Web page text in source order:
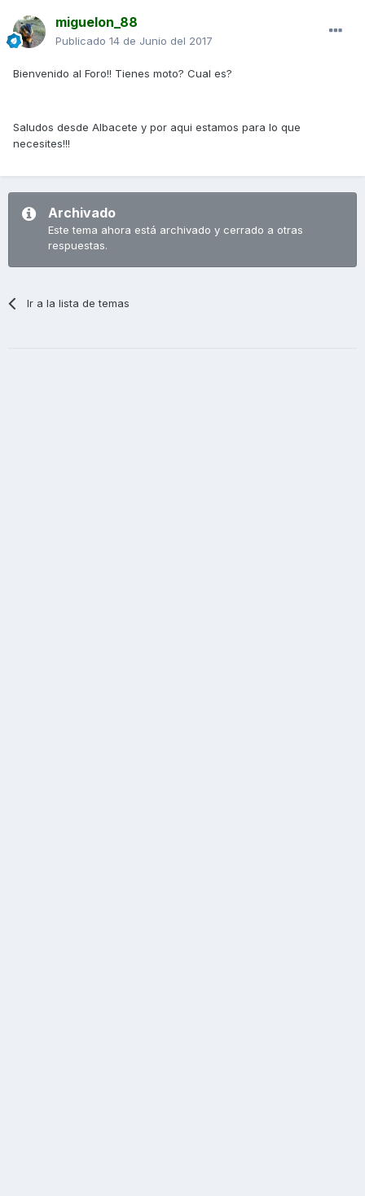
miguelon_88
Publicado 14 de Junio del 2017
Bienvenido al Foro!! Tienes moto? Cual es?
Saludos desde Albacete y por aqui estamos para lo que
necesites!!!
Archivado
Este tema ahora está archivado y cerrado a otras
respuestas.
Ir a la lista de temas